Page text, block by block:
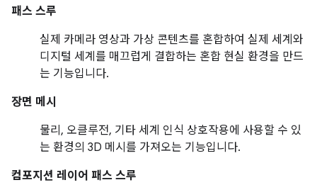
패스 스루
실제 카메라 영상과 가상 콘텐츠를 혼합하여 실제 세계와
디지털 세계를 매끄럽게 결합하는 혼합 현실 환경을 만드
는 기능입니다.
장면 메시
물리, 오클루전, 기타 세계 인식 상호작용에 사용할 수 있
는 환경의 3D 메시를 가져오는 기능입니다.
컴포지션 레이어 패스 스루